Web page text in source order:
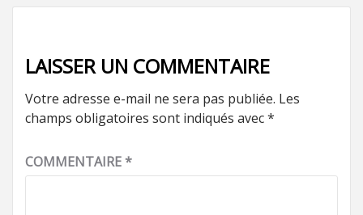
LAISSER UN COMMENTAIRE
Votre adresse e-mail ne sera pas publiée. Les
champs obligatoires sont indiqués avec*
COMMENTAIRE*